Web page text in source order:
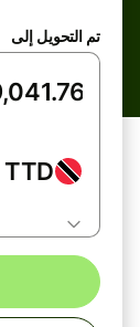
تم التحويل إلى
TTD